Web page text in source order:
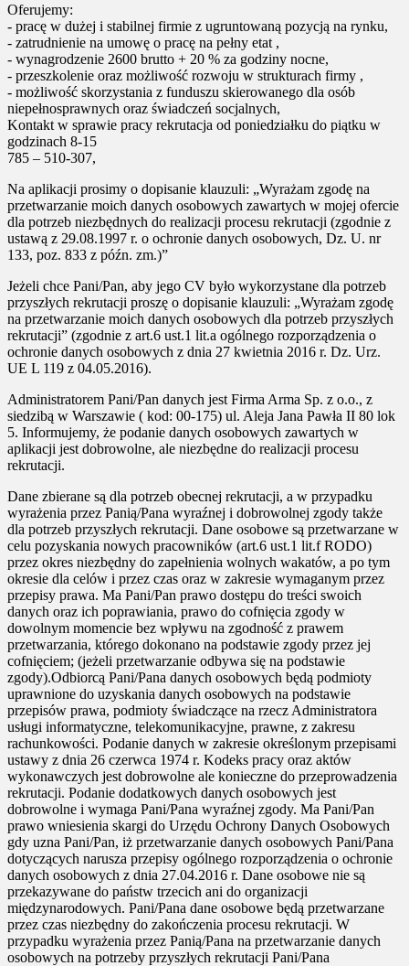
Oferujemy:
- pracę w dużej i stabilnej firmie z ugruntowaną pozycją na rynku,
- zatrudnienie na umowę o pracę na pełny etat ,
- wynagrodzenie 2600 brutto + 20 % za godziny nocne,
- przeszkolenie oraz możliwość rozwoju w strukturach firmy ,
- możliwość skorzystania z funduszu skierowanego dla osób
niepełnosprawnych oraz świadczeń socjalnych,
Kontakt w sprawie pracy rekrutacja od poniedziałku do piątku w
godzinach 8-15
785 – 510-307,
Na aplikacji prosimy o dopisanie klauzuli: „Wyrażam zgodę na
przetwarzanie moich danych osobowych zawartych w mojej ofercie
dla potrzeb niezbędnych do realizacji procesu rekrutacji (zgodnie z
ustawą z 29.08.1997 r. o ochronie danych osobowych, Dz. U. nr
133, poz. 833 z późn. zm.)”
Jeżeli chce Pani/Pan, aby jego CV było wykorzystane dla potrzeb
przyszłych rekrutacji proszę o dopisanie klauzuli: „Wyrażam zgodę
na przetwarzanie moich danych osobowych dla potrzeb przyszłych
rekrutacji” (zgodnie z art.6 ust.1 lit.a ogólnego rozporządzenia o
ochronie danych osobowych z dnia 27 kwietnia 2016 r. Dz. Urz.
UE L 119 z 04.05.2016).
Administratorem Pani/Pan danych jest Firma Arma Sp. z o.o., z
siedzibą w Warszawie ( kod: 00-175) ul. Aleja Jana Pawła II 80 lok
5. Informujemy, że podanie danych osobowych zawartych w
aplikacji jest dobrowolne, ale niezbędne do realizacji procesu
rekrutacji.
Dane zbierane są dla potrzeb obecnej rekrutacji, a w przypadku
wyrażenia przez Panią/Pana wyraźnej i dobrowolnej zgody także
dla potrzeb przyszłych rekrutacji. Dane osobowe są przetwarzane w
celu pozyskania nowych pracowników (art.6 ust.1 lit.f RODO)
przez okres niezbędny do zapełnienia wolnych wakatów, a po tym
okresie dla celów i przez czas oraz w zakresie wymaganym przez
przepisy prawa. Ma Pani/Pan prawo dostępu do treści swoich
danych oraz ich poprawiania, prawo do cofnięcia zgody w
dowolnym momencie bez wpływu na zgodność z prawem
przetwarzania, którego dokonano na podstawie zgody przez jej
cofnięciem; (jeżeli przetwarzanie odbywa się na podstawie
zgody).Odbiorcą Pani/Pana danych osobowych będą podmioty
uprawnione do uzyskania danych osobowych na podstawie
przepisów prawa, podmioty świadczące na rzecz Administratora
usługi informatyczne, telekomunikacyjne, prawne, z zakresu
rachunkowości. Podanie danych w zakresie określonym przepisami
ustawy z dnia 26 czerwca 1974 r. Kodeks pracy oraz aktów
wykonawczych jest dobrowolne ale konieczne do przeprowadzenia
rekrutacji. Podanie dodatkowych danych osobowych jest
dobrowolne i wymaga Pani/Pana wyraźnej zgody. Ma Pani/Pan
prawo wniesienia skargi do Urzędu Ochrony Danych Osobowych
gdy uzna Pani/Pan, iż przetwarzanie danych osobowych Pani/Pana
dotyczących narusza przepisy ogólnego rozporządzenia o ochronie
danych osobowych z dnia 27.04.2016 r. Dane osobowe nie są
przekazywane do państw trzecich ani do organizacji
międzynarodowych. Pani/Pana dane osobowe będą przetwarzane
przez czas niezbędny do zakończenia procesu rekrutacji. W
przypadku wyrażenia przez Panią/Pana na przetwarzanie danych
osobowych na potrzeby przyszłych rekrutacji Pani/Pana